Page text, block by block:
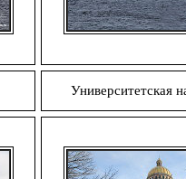
Университетская